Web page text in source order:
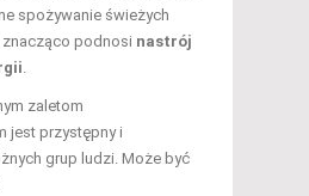
spożywanie świeżych
podnosi nastrój
.
zaletom
jest przystępny i
grup ludzi. Może być